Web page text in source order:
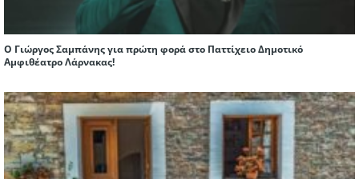
Ο Γιώργος Σαμπάνης για πρώτη φορά στο Παττίχειο Δημοτικό
Αμφιθέατρο Λάρνακας!